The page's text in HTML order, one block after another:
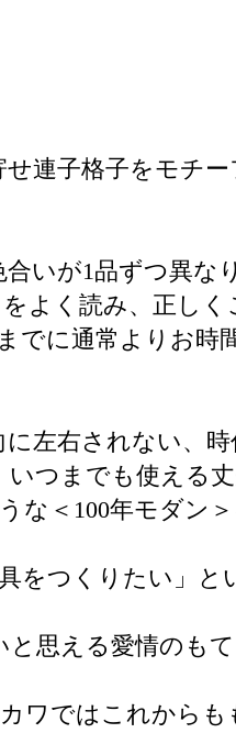
連子格子をモチ
いが1品ずつ異な
よく読み、正しく
に通常よりお時
左右されない、
つまでも使える
な＜100年モダン
をつくりたい」と
思える愛情のも
ワではこれから